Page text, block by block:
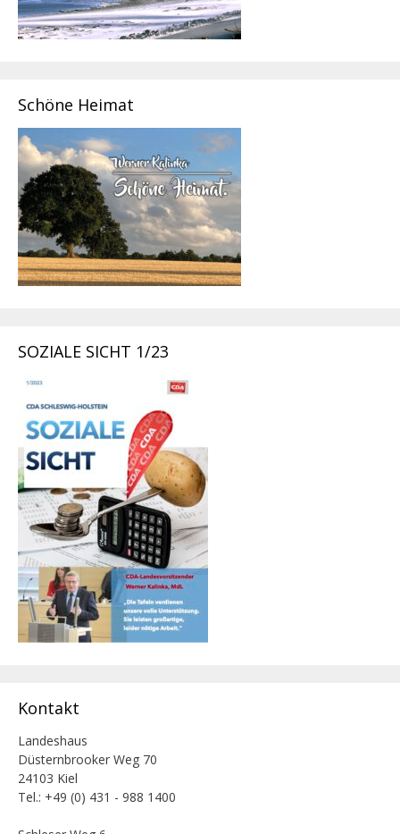
Schöne Heimat
SOZIALE SICHT 1/23
Kontakt
Landeshaus
Düsternbrooker Weg 70
24103 Kiel
Tel.: +49 (0) 431 - 988 1400